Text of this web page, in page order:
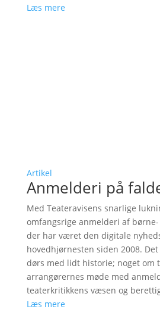
Læs mere
Artikel
Anmelderi på
Med Teateravisens snarlige
omfangsrige anmelderi af
der har været den digitale
hovedhjørnesten siden 2008.
dørs med lidt historie; noget om
arrangørernes møde med
teaterkritikkens væsen og
Læs mere